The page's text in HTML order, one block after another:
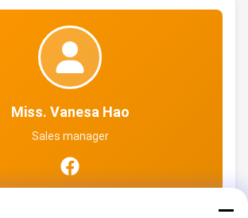
Miss. Vanesa Hao
Sales manager